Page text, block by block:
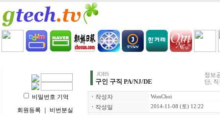
비밀번호 기억
회원등록
비번분실
JOBS
구인 구직 PA/NJ/DE
정보
단,
ㆍ 작성자 WonChoi
ㆍ 작성일 2014-11-08 (토) 12:22